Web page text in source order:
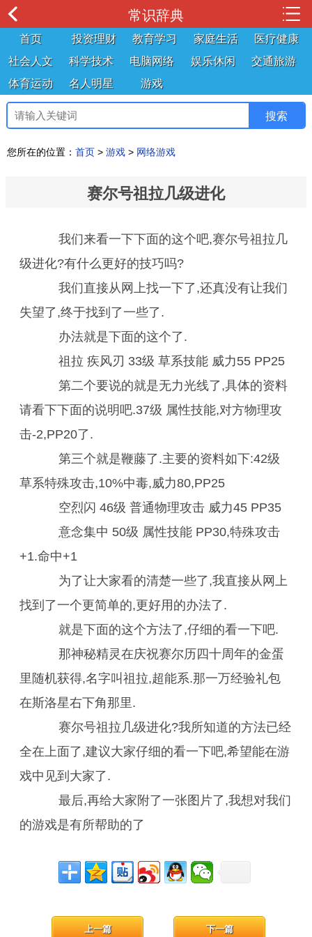
常识辞典
首页 投资理财 教育学习 家庭生活
医疗健康
社会人文
科学技术 电脑网络 娱乐休闲
交通旅游
体育运动
名人明星 游戏
您所在的位置： 首页 > 游戏 > 网络游戏
赛尔号祖拉几级进化
我们来看一下下面的这个吧,赛尔号祖拉几
级进化?有什么更好的技巧吗?
我们直接从网上找一下了,还真没有让我们
失望了,终于找到了一些了.
办法就是下面的这个了.
祖拉 疾风刃 33级 草系技能 威力55 PP25
第二个要说的就是无力光线了,具体的资料
请看下下面的说明吧.37级 属性技能,对方物理攻
击-2,PP20了.
第三个就是鞭藤了.主要的资料如下:42级
草系特殊攻击,10%中毒,威力80,PP25
空烈闪 46级 普通物理攻击 威力45 PP35
意念集中 50级 属性技能 PP30,特殊攻击
+1.命中+1
为了让大家看的清楚一些了,我直接从网上
找到了一个更简单的,更好用的办法了.
就是下面的这个方法了,仔细的看一下吧.
那神秘精灵在庆祝赛尔历四十周年的金蛋
里随机获得,名字叫祖拉,超能系.那一万经验礼包
在斯洛星右下角那里.
赛尔号祖拉几级进化?我所知道的方法已经
全在上面了,建议大家仔细的看一下吧,希望能在游
戏中见到大家了.
最后,再给大家附了一张图片了,我想对我们
的游戏是有所帮助的了
下一篇
上一篇